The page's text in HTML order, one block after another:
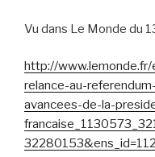
Vu dans Le Monde du
http://
relance-au-
avancees-de-la-